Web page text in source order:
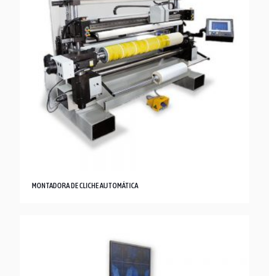
MONTADORA DE CLICHE AUTOMÁTICA